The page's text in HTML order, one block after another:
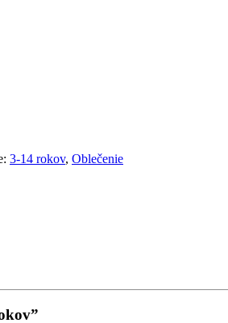
3-14 rokov, Oblečenie